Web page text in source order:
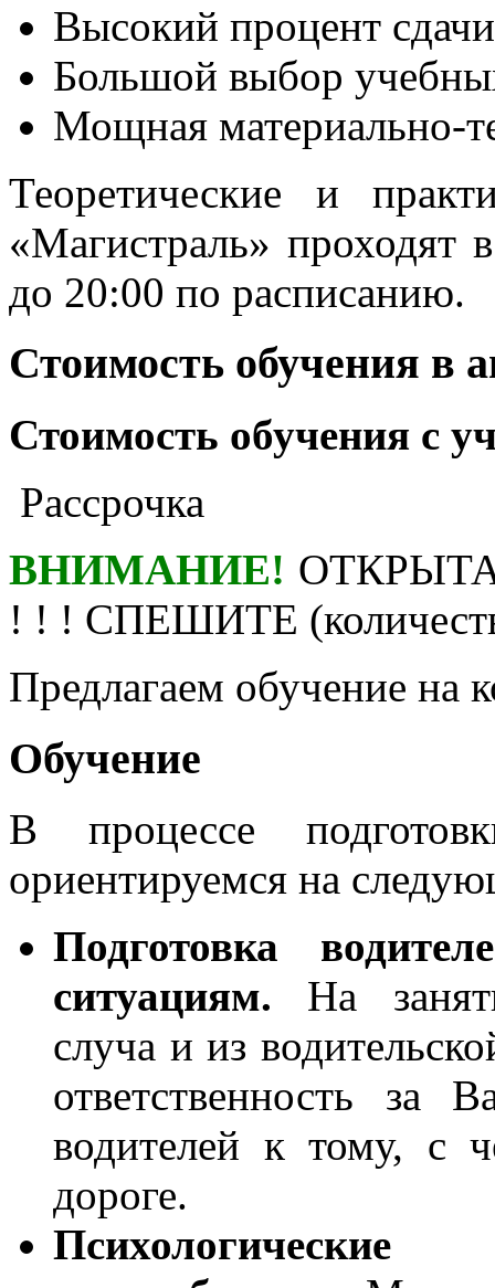
Высокий процент
Большой выбор
Мощная материально-
Теоретические и
«Магистраль»
до 20:00 по расписанию.
Стоимость обучения в
Стоимость обучения с
Рассрочка
ВНИМАНИЕ!
! ! ! СПЕШИТЕ
Предлагаем обучение
Обучение
В процессе
ориентируемся на
Подготовка
ситуациям. На
случа и из
ответственность за
водителей к тому, с
дороге.